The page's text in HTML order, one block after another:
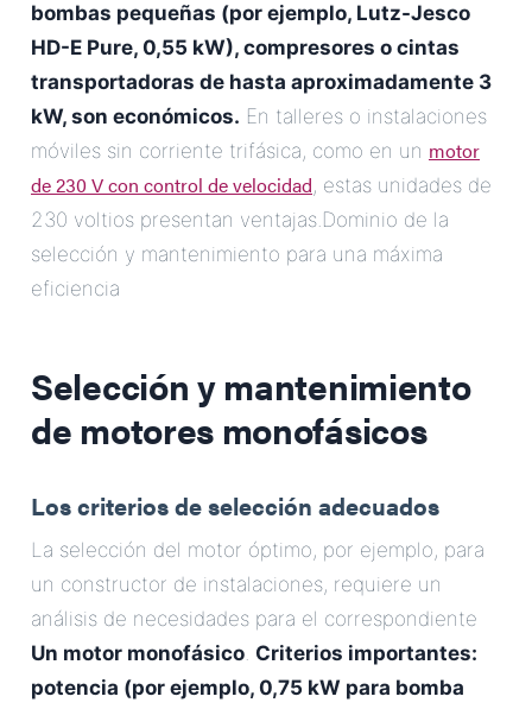
bombas pequeñas (por ejemplo, Lutz-Jesco
HD-E Pure, 0,55 kW), compresores o cintas
transportadoras de hasta aproximadamente 3
kW, son económicos. En talleres o instalaciones
móviles sin corriente trifásica, como en un motor
de 230 V con control de velocidad, estas unidades de
230 voltios presentan ventajas.Dominio de la
selección y mantenimiento para una máxima
eficiencia
Selección y mantenimiento
de motores monofásicos
Los criterios de selección adecuados
La selección del motor óptimo, por ejemplo, para
un constructor de instalaciones, requiere un
análisis de necesidades para el correspondiente
Un motor monofásico. Criterios importantes:
potencia (por ejemplo, 0,75 kW para bomba